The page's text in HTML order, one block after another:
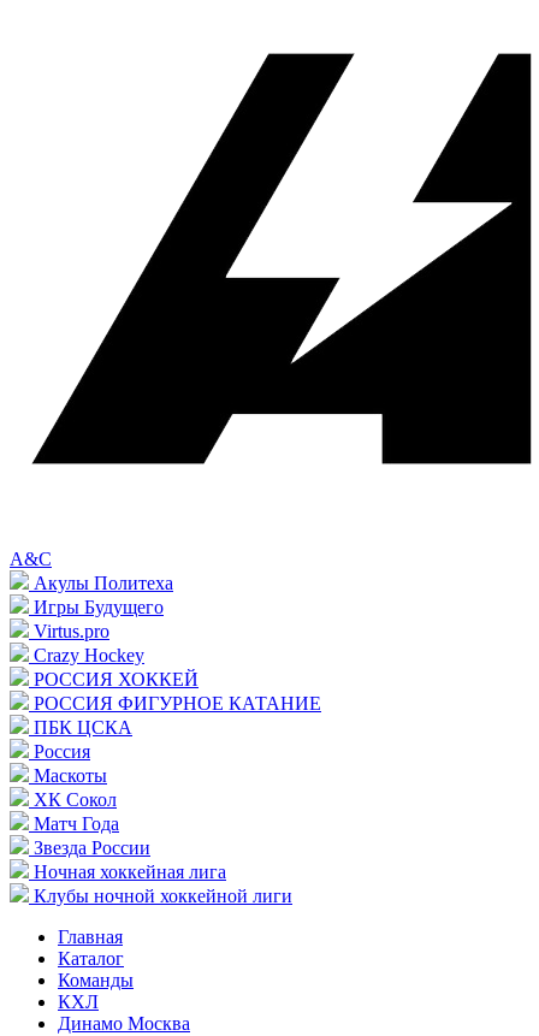
A&C
Акулы Политеха
Игры Будущего
Virtus.pro
Crazy Hockey
РОССИЯ ХОККЕЙ
РОССИЯ ФИГУРНОЕ КАТАНИЕ
ПБК ЦСКА
Россия
Маскоты
ХК Сокол
Матч Года
Звезда России
Ночная хоккейная лига
Клубы ночной хоккейной лиги
Главная
Каталог
Команды
КХЛ
Динамо Москва